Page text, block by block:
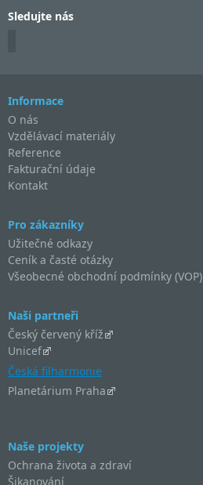
Sledujte nás
Informace
O nás
Vzdělávací materiály
Reference
Fakturační údaje
Kontakt
Pro zákazníky
Užitečné odkazy
Ceník a časté otázky
Všeobecné obchodní podmínky (VOP)
Naši partneři
Český červený kříž
Unicef
Česká filharmonie
Planetárium Praha
Naše projekty
Ochrana života a zdraví
Šikanování